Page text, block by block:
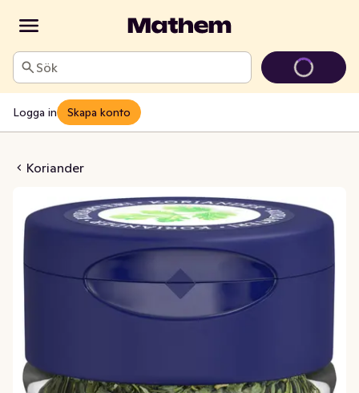
Sök
Logga in Skapa konto
Koriander
Blad